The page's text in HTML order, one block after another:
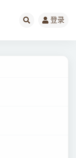
登录